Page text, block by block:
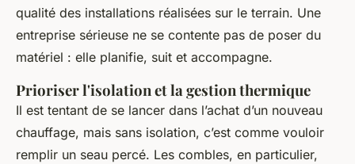
qualité des installations réalisées sur le terrain. Une
entreprise sérieuse ne se contente pas de poser du
matériel : elle planifie, suit et accompagne.
Prioriser l'isolation et la gestion thermique
Il est tentant de se lancer dans l’achat d’un nouveau
chauffage, mais sans isolation, c’est comme vouloir
remplir un seau percé. Les combles, en particulier,